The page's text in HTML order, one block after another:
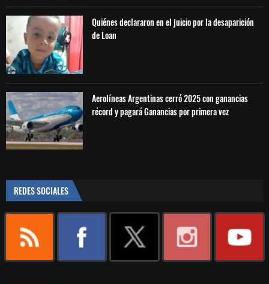
Quiénes declararon en el juicio por la desaparición
de Loan
Aerolíneas Argentinas cerró 2025 con ganancias
récord y pagará Ganancias por primera vez
REDES SOCIALES